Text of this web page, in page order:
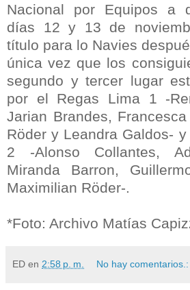
Nacional por Equipos a
días 12 y 13 de
título para lo Navies
única vez que los
segundo y tercer lugar
por el Regas Lima 1 -
Jarian Brandes,
Röder y Leandra Galdos-
2 -Alonso Collantes,
Miranda Barron,
Maximilian Röder-.
*Foto: Archivo Matías
ED en 2:58 p. m. No hay comentarios.: